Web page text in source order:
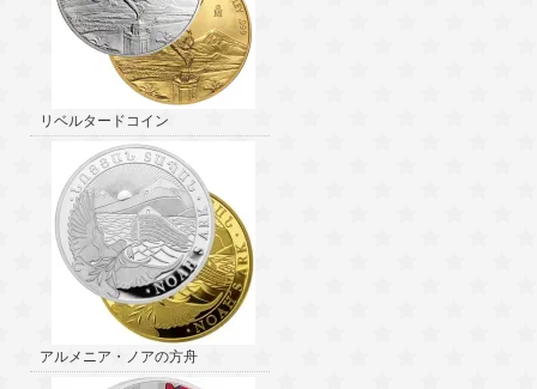
リベルタードコイン
アルメニア・ノアの方舟